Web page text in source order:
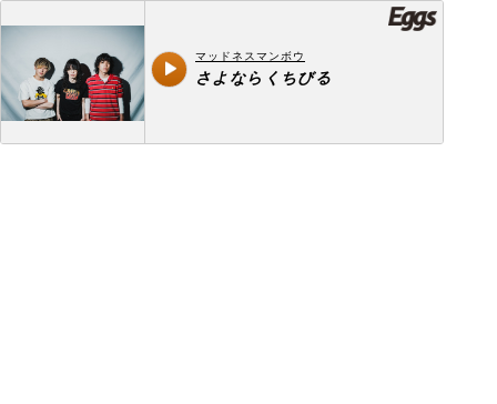
マッドネスマンボウ
さよならくちびる